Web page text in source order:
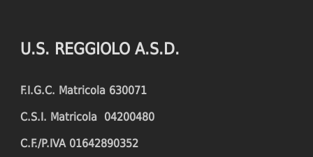
U.S. REGGIOLO A.S.D.
F.I.G.C. Matricola 630071
C.S.I. Matricola 04200480
C.F./P.IVA 01642890352